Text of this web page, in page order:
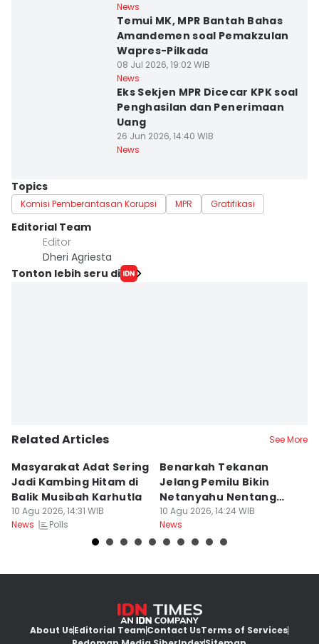
News
Temui MK, MPR Bantah Bahas
Amandemen soal Pemakzulan
Wapres-Pilkada
08 Jul 2026, 19:02 WIB
News
Eks Sekjen MPR Dicecar KPK soal
Penghasilan dan Penerimaan
Uang
26 Jun 2026, 14:40 WIB
News
Topics
Komisi Pemberantasan Korupsi MPR Gratifikasi
Editorial Team
Editor
Dheri Agriesta
Tonton lebih seru di
Related Articles See More
Masyarakat Adat Sering
Jadi Kambing Hitam di
Balik Musibah Karhutla
10 Agu 2026, 14:31 WIB
News
Polls
Benarkah Tekanan
Jelang Pemilu Bikin
Netanyahu Nentang
Trump soal BOP?
10 Agu 2026, 14:24 WIB
News
About UsEditorial TeamContact UsTerms of Services